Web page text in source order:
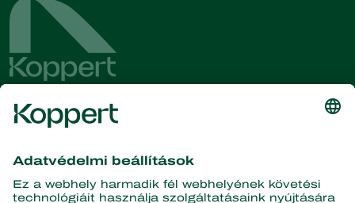
és információinkat!
Iratkozzon fel itt